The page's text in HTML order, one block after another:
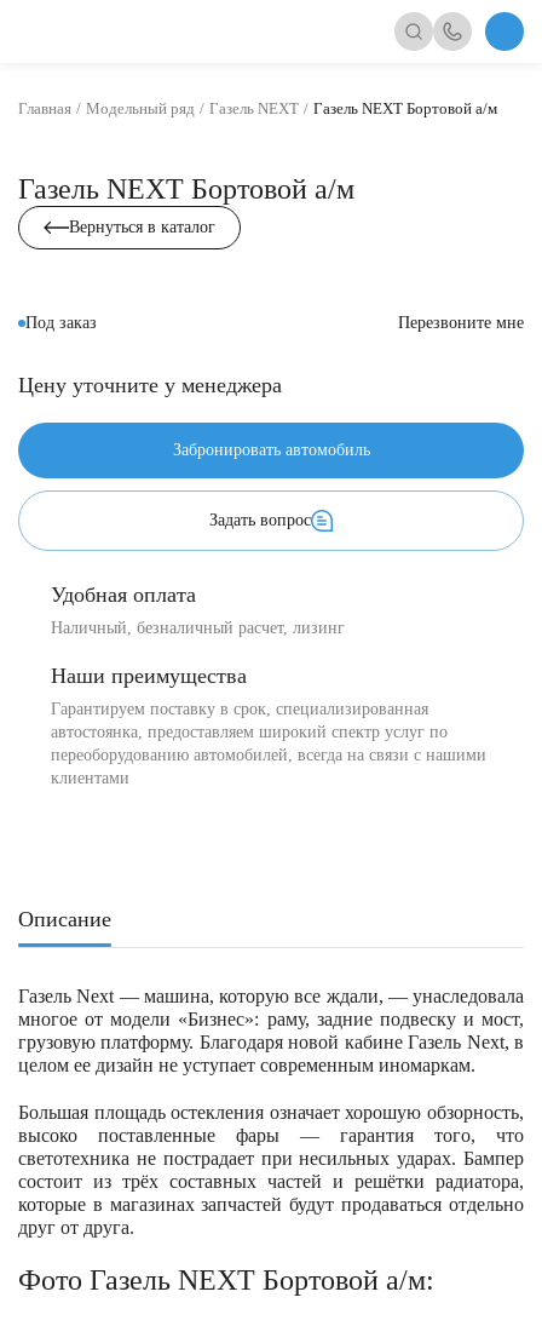
Главная Модельный ряд Газель NEXT Газель NEXT Бортовой а/м
Газель NEXT Бортовой а/м
Вернуться в каталог
Под заказ Перезвоните мне
Цену уточните у менеджера
Забронировать автомобиль
Задать вопрос
Удобная оплата
Наличный, безналичный расчет, лизинг
Наши преимущества
Гарантируем поставку в срок, специализированная
автостоянка, предоставляем широкий спектр услуг по
переоборудованию автомобилей, всегда на связи с нашими
клиентами
Описание
Газель Next — машина, которую все ждали, — унаследовала
многое от модели «Бизнес»: раму, задние подвеску и мост,
грузовую платформу. Благодаря новой кабине Газель Next, в
целом ее дизайн не уступает современным иномаркам.
Большая площадь остекления означает хорошую обзорность,
высоко поставленные фары — гарантия того, что
светотехника не пострадает при несильных ударах. Бампер
состоит из трёх составных частей и решётки радиатора,
которые в магазинах запчастей будут продаваться отдельно
друг от друга.
Фото Газель NEXT Бортовой а/м: